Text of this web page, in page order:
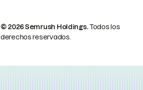
© 2026 Semrush Holdings.Todos los
derechos reservados.